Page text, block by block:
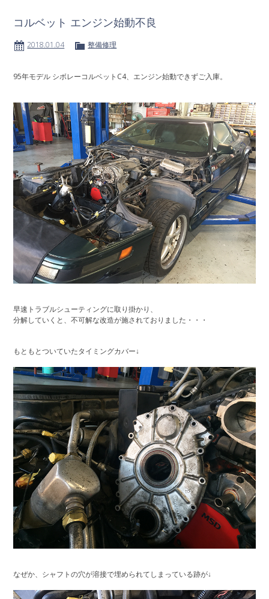
コルベット エンジン始動不良
2018.01.04 整備修理
95年モデル シボレーコルベットC4、エンジン始動できずご入庫。
早速トラブルシューティングに取り掛かり、
分解していくと、不可解な改造が施されておりました・・・
もともとついていたタイミングカバー↓
なぜか、シャフトの穴が溶接で埋められてしまっている跡が↓